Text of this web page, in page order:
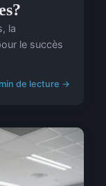
la
le succès
de lecture →